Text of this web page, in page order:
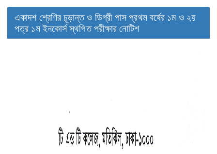
একাদশ শ্রেণির চূড়ান্ত ও ডিগ্রী পাস প্রথম বর্ষের ১ম ও ২য়
পত্র ১ম ইনকোর্স স্থগিত পরীক্ষার নোটিশ